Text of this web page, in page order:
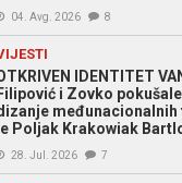
04. Avg. 2026 8
IDENTITET
i Zovko
međunacionalnih
Poljak Krakowiak
28. Jul. 2026 7